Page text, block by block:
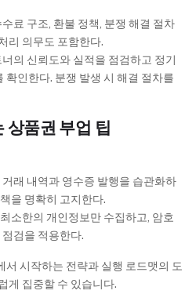
료 구조, 환불 정책, 분쟁 해결 절차
리 의무도 포함한다.
의 신뢰도와 실적을 점검하고 정기
확인한다. 분쟁 발생 시 해결 절차를
상품권 부업 팁
래 내역과 영수증 발행을 습관화하
을 명확히 고지한다.
소한의 개인정보만 수집하고, 암호
검을 적용한다.
서 시작하는 전략과 실행 로드맷의 도
게 집중할 수 있습니다.